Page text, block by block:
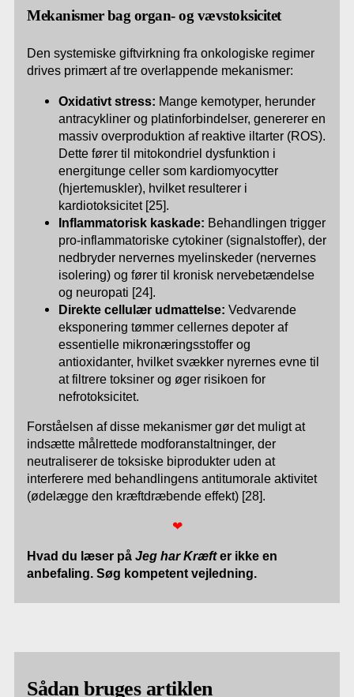
Mekanismer bag organ- og vævstoksicitet
Den systemiske giftvirkning fra onkologiske regimer
drives primært af tre overlappende mekanismer:
Oxidativt stress: Mange kemotyper, herunder
antracykliner og platinforbindelser, genererer en
massiv overproduktion af reaktive iltarter (ROS).
Dette fører til mitokondriel dysfunktion i
energitunge celler som kardiomyocytter
(hjertemuskler), hvilket resulterer i
kardiotoksicitet [25].
Inflammatorisk kaskade: Behandlingen trigger
pro-inflammatoriske cytokiner (signalstoffer), der
nedbryder nervernes myelinskeder (nervernes
isolering) og fører til kronisk nervebetændelse
og neuropati [24].
Direkte cellulær udmattelse: Vedvarende
eksponering tømmer cellernes depoter af
essentielle mikronæringsstoffer og
antioxidanter, hvilket svækker nyrernes evne til
at filtrere toksiner og øger risikoen for
nefrotoksicitet.
Forståelsen af disse mekanismer gør det muligt at
indsætte målrettede modforanstaltninger, der
neutraliserer de toksiske biprodukter uden at
interferere med behandlingens antitumorale aktivitet
(ødelægge den kræftdræbende effekt) [28].
❤
Hvad du læser påJeg har Kræfter ikke en
anbefaling. Søg kompetent vejledning.
Sådan bruges artiklen